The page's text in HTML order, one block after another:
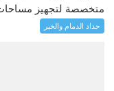
متخصصة لتجهيز مساحات
حداد الدمام والخبر